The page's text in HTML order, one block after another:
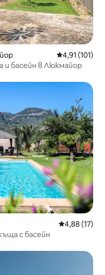
Средна
4,91 (101)
и басейн в Люкмайор
Средна
4,88 (17)
с басейн